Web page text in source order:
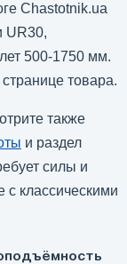
Chastotnik.ua
UR30,
500-1750 мм.
товара.
также
и раздел
силы и
с классическими